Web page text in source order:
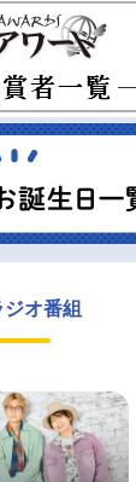
オ番組